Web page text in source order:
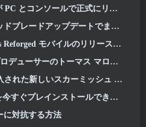
とコンソールで正式にリリース
プデートでまったく新しいクラスを取得します
モバイルのリリースを発表
リエイティブ ディレクターのランディ モションズがゲームと Cryptic の将来について語る
いスカーミッシュ モードのバリアント
すぐプレインストールできます
に対抗する方法